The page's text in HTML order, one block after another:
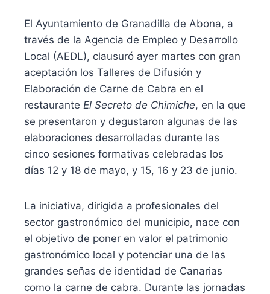
El Ayuntamiento de Granadilla de Abona, a
través de la Agencia de Empleo y Desarrollo
Local (AEDL), clausuró ayer martes con gran
aceptación los Talleres de Difusión y
Elaboración de Carne de Cabra en el
restaurante El Secreto de Chimiche, en la que
se presentaron y degustaron algunas de las
elaboraciones desarrolladas durante las
cinco sesiones formativas celebradas los
días 12 y 18 de mayo, y 15, 16 y 23 de junio.
La iniciativa, dirigida a profesionales del
sector gastronómico del municipio, nace con
el objetivo de poner en valor el patrimonio
gastronómico local y potenciar una de las
grandes señas de identidad de Canarias
como la carne de cabra. Durante las jornadas